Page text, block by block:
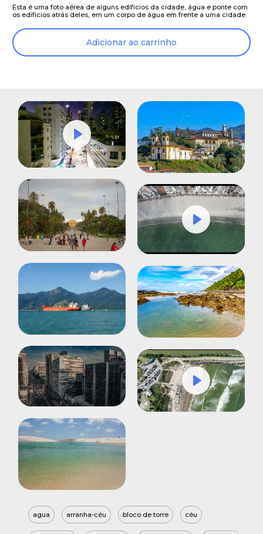
Esta é uma foto aérea de alguns edifícios da cidade, água e ponte com
os edifícios atrás deles, em um corpo de água em frente a uma cidade.
Adicionar ao carrinho
Mute Settings
Play
Mute Settings
Play
Mute Settings
Play
agua arranha-céu bloco de torre céu